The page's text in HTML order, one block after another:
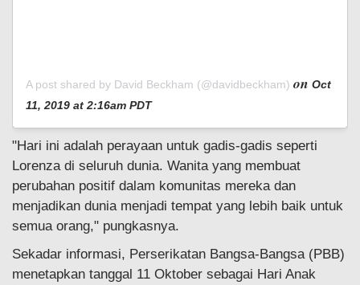
A post shared by David Beckham (@davidbeckham) on Oct
11, 2019 at 2:16am PDT
"Hari ini adalah perayaan untuk gadis-gadis seperti
Lorenza di seluruh dunia. Wanita yang membuat
perubahan positif dalam komunitas mereka dan
menjadikan dunia menjadi tempat yang lebih baik untuk
semua orang," pungkasnya.
Sekadar informasi, Perserikatan Bangsa-Bangsa (PBB)
menetapkan tanggal 11 Oktober sebagai Hari Anak